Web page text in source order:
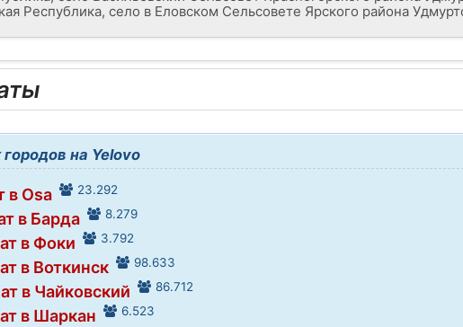
Республика, село в Еловском Сельсовете Ярского района
на Yelovo
в Osa 23.292
в Барда 8.279
в Фоки 3.792
в Воткинск 98.633
в Чайковский 86.712
в Шаркан 6.523